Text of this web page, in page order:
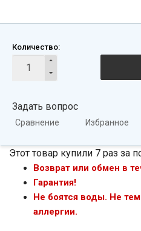
Количество:
Задать вопрос
Сравнение Избранное
Этот товар купили 7 раз за
Возврат или обмен в
Гарантия!
Не боятся воды. Не
аллергии.